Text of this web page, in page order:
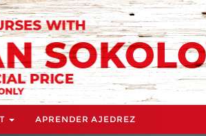
APRENDER AJEDREZ